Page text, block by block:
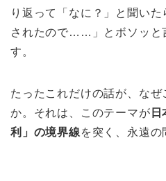
り返って「なに？」と聞い
されたので……」とボソッ
す。
たったこれだけの話が、な
か。それは、このテーマが
利」の境界線を突く、永遠の